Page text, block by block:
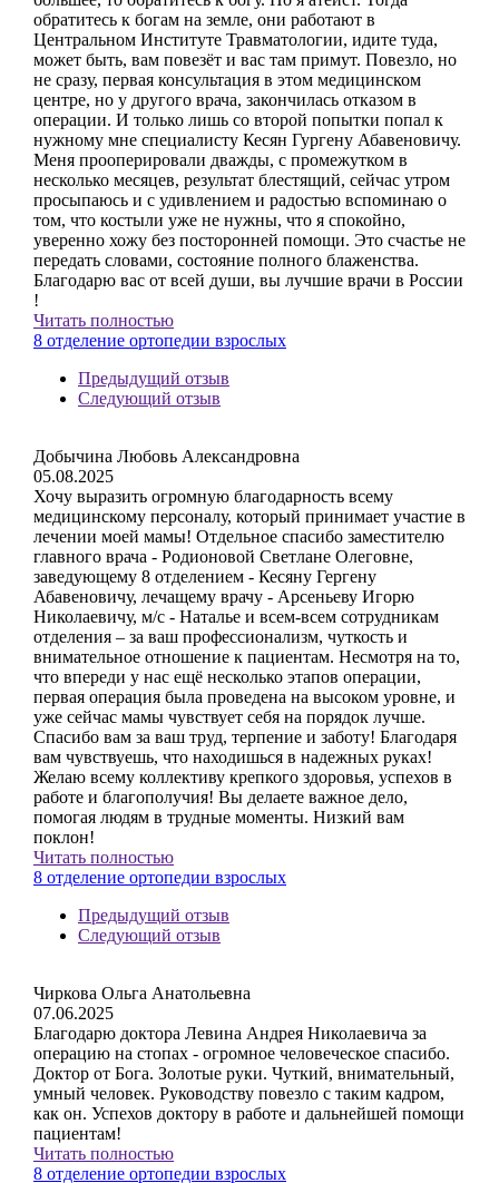
обратитесь к богам на земле, они работают в
Центральном Институте Травматологии, идите туда,
может быть, вам повезёт и вас там примут. Повезло, но
не сразу, первая консультация в этом медицинском
центре, но у другого врача, закончилась отказом в
операции. И только лишь со второй попытки попал к
нужному мне специалисту Кесян Гургену Абавеновичу.
Меня прооперировали дважды, с промежутком в
несколько месяцев, результат блестящий, сейчас утром
просыпаюсь и с удивлением и радостью вспоминаю о
том, что костыли уже не нужны, что я спокойно,
уверенно хожу без посторонней помощи. Это счастье не
передать словами, состояние полного блаженства.
Благодарю вас от всей души, вы лучшие врачи в России
!
Читать полностью
8 отделение ортопедии взрослых
Предыдущий отзыв
Следующий отзыв
Добычина Любовь Александровна
05.08.2025
Хочу выразить огромную благодарность всему
медицинскому персоналу, который принимает участие в
лечении моей мамы! Отдельное спасибо заместителю
главного врача - Родионовой Светлане Олеговне,
заведующему 8 отделением - Кесяну Гергену
Абавеновичу, лечащему врачу - Арсеньеву Игорю
Николаевичу, м/с - Наталье и всем-всем сотрудникам
отделения – за ваш профессионализм, чуткость и
внимательное отношение к пациентам. Несмотря на то,
что впереди у нас ещё несколько этапов операции,
первая операция была проведена на высоком уровне, и
уже сейчас мамы чувствует себя на порядок лучше.
Спасибо вам за ваш труд, терпение и заботу! Благодаря
вам чувствуешь, что находишься в надежных руках!
Желаю всему коллективу крепкого здоровья, успехов в
работе и благополучия! Вы делаете важное дело,
помогая людям в трудные моменты. Низкий вам
поклон!
Читать полностью
8 отделение ортопедии взрослых
Предыдущий отзыв
Следующий отзыв
Чиркова Ольга Анатольевна
07.06.2025
Благодарю доктора Левина Андрея Николаевича за
операцию на стопах - огромное человеческое спасибо.
Доктор от Бога. Золотые руки. Чуткий, внимательный,
умный человек. Руководству повезло с таким кадром,
как он. Успехов доктору в работе и дальнейшей помощи
пациентам!
Читать полностью
8 отделение ортопедии взрослых